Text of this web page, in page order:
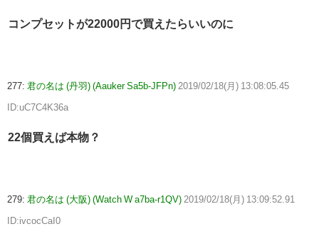
コンプセットが22000円で買えたらいいのに
277: 君の名は (丹羽) (Aauker Sa5b-JFPn) 2019/02/18(月) 13:08:05.45
ID:uC7C4K36a
22個買えば本物？
279: 君の名は (大阪) (Watch W a7ba-r1QV) 2019/02/18(月) 13:09:52.91
ID:ivcocCaI0